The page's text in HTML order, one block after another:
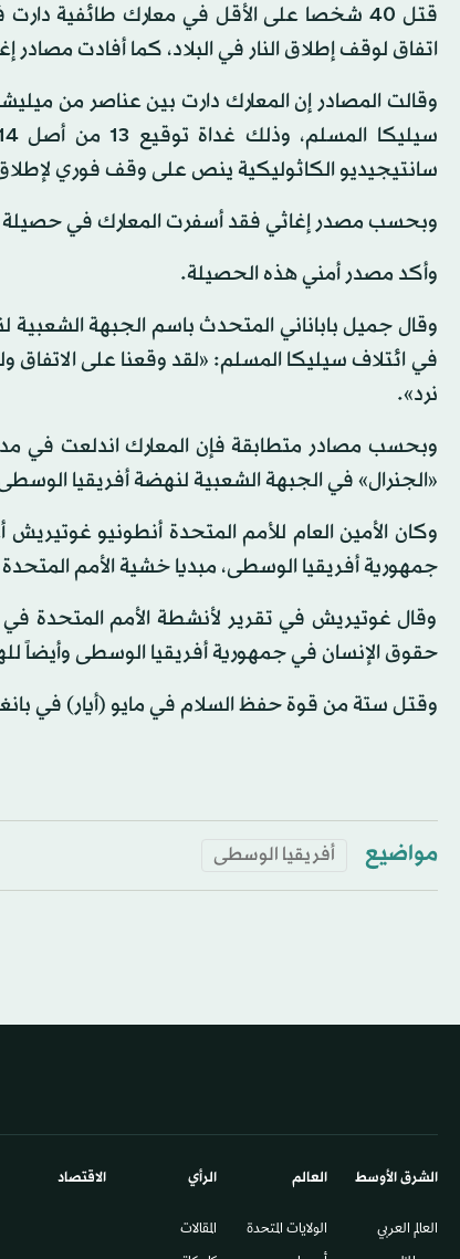
قتل 40 شخصا على الأقل في معارك طائفية
اتفاق لوقف إطلاق النار في البلاد، كما أفادت مصادر
وقالت المصادر إن المعارك دارت بين عناصر من
سانتيجيديو الكاثوليكية ينص على وقف فوري لإطلاق
وبحسب مصدر إغاثي فقد أسفرت المعارك في حصيلة مؤقتة عن «مقتل
وأكد مصدر أمني هذه الحصيلة.
وقال جميل باباناني المتحدث باسم الجبهة
في ائتلاف سيليكا المسلم: «لقد وقعنا على الاتفاق
نرد».
وبحسب مصادر متطابقة فإن المعارك اندلعت في
«الجنرال» في الجبهة الشعبية لنهضة أفريقيا
وكان الأمين العام للأمم المتحدة أنطونيو
جمهورية أفريقيا الوسطى، مبديا خشية الأمم
وقال غوتيريش في تقرير لأنشطة الأمم المتحدة في
حقوق الإنسان في جمهورية أفريقيا الوسطى وأيضاً
وقتل ستة من قوة حفظ السلام في مايو (أيار) في
مواضيع أفريقيا الوسطى
الشرق الأوسط​
العالم العربي
العالم
الولايات المتحدة
الرأي
المقالات
الاقتصاد